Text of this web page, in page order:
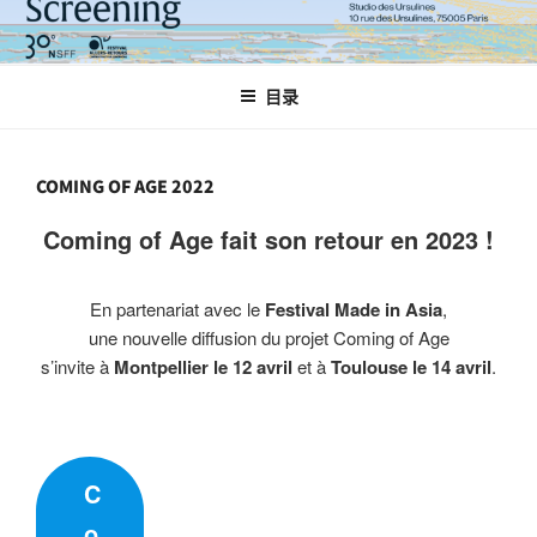
目录
COMING OF AGE 2022
Coming of Age fait son retour en 2023 !
En partenariat avec le Festival Made in Asia,
une nouvelle diffusion du projet Coming of Age
s’invite à Montpellier le 12 avril et àToulouse le 14 avril.
C